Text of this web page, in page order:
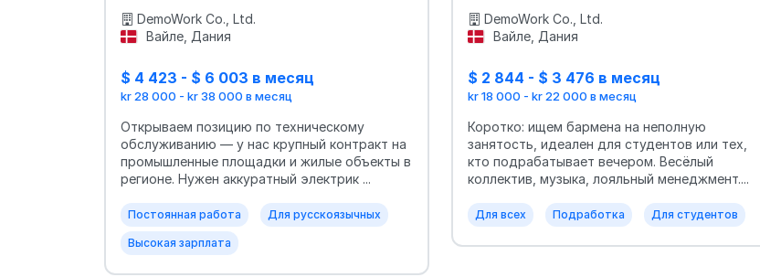
DemoWork Co., Ltd.
Вайле, Дания
$ 4 423 - $ 6 003 в месяц
kr 28 000 - kr 38 000 в месяц
Открываем позицию по техническому
обслуживанию — у нас крупный контракт на
промышленные площадки и жилые объекты в
регионе. Нужен аккуратный электрик ...
Постоянная работа Для русскоязычных
Высокая зарплата
DemoWork Co., Ltd.
Вайле, Дания
$ 2 844 - $ 3 476 в месяц
kr 18 000 - kr 22 000 в месяц
Коротко: ищем бармена на неполную
занятость, идеален для студентов или тех,
кто подрабатывает вечером. Весёлый
коллектив, музыка, лояльный менеджмент....
Для всех Подработка Для студентов